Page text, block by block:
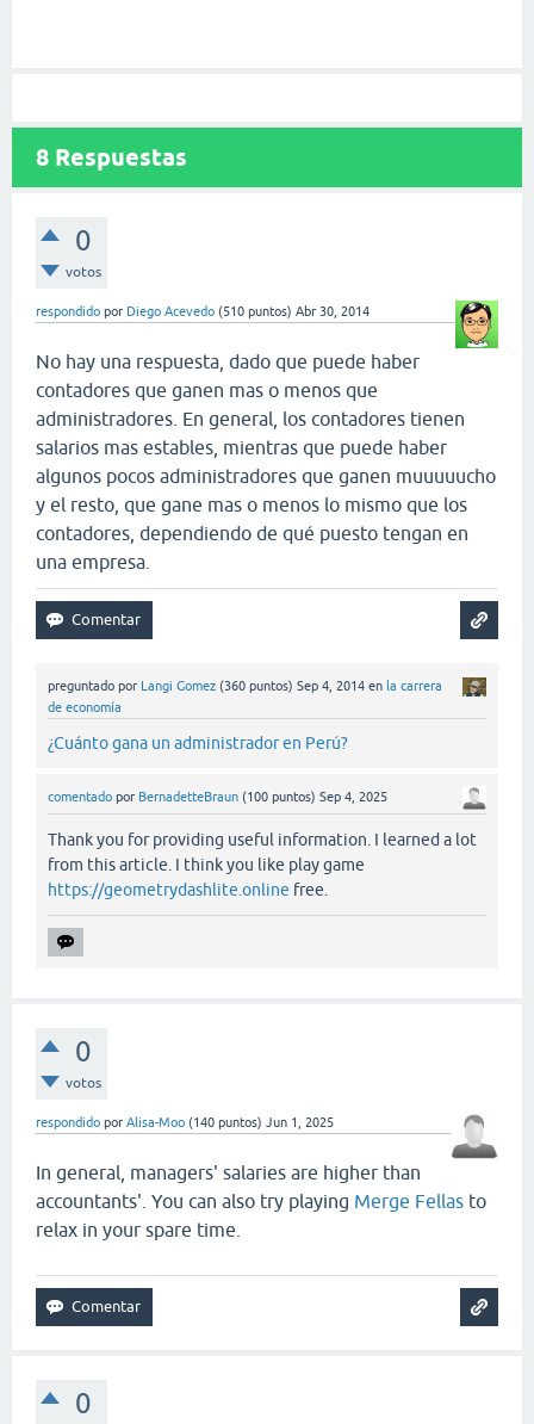
8 Respuestas
0
votos
respondido por Diego Acevedo (510 puntos) Abr 30, 2014
No hay una respuesta, dado que puede haber
contadores que ganen mas o menos que
administradores. En general, los contadores tienen
salarios mas estables, mientras que puede haber
algunos pocos administradores que ganen muuuuucho
y el resto, que gane mas o menos lo mismo que los
contadores, dependiendo de qué puesto tengan en
una empresa.
preguntado por Langi Gomez (360 puntos) Sep 4, 2014 en la carrera
de economía
¿Cuánto gana un administrador en Perú?
comentado por BernadetteBraun (100 puntos) Sep 4, 2025
Thank you for providing useful information. I learned a lot
from this article. I think you like play game
https://geometrydashlite.online free.
0
votos
respondido por Alisa-Moo (140 puntos) Jun 1, 2025
In general, managers' salaries are higher than
accountants'. You can also try playing Merge Fellas to
relax in your spare time.
0